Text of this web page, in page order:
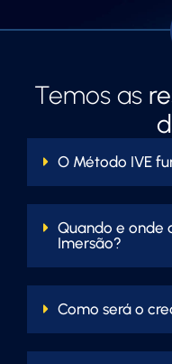
Temos as
O Método IVE
Quando e onde
Imersão?
Como será o